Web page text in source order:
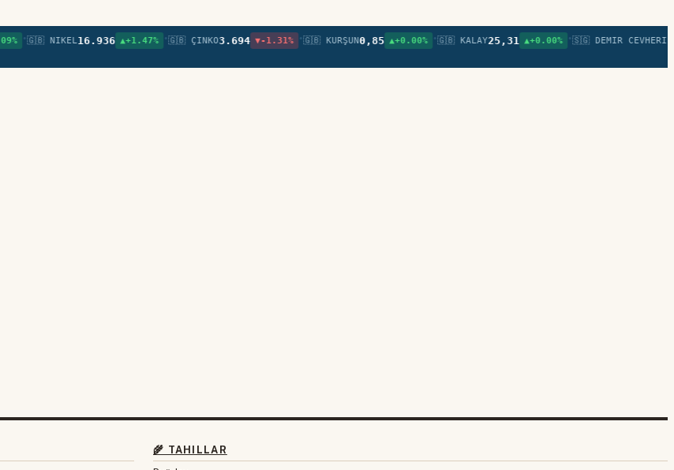
•🇬🇧 NIKEL16.936 ▲+1.47% •🇬🇧 ÇINKO3.694 ▼-1.31% •🇬🇧 KURŞUN0,85 ▲+0.00% •🇬🇧 KALAY25,31 ▲+0.00% •🇸🇬 DEMIR CEVHERI
🌾 TAHILLAR